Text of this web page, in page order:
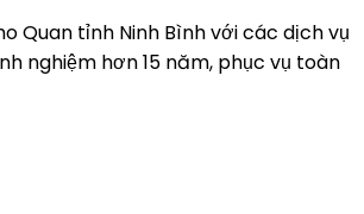
Quan tỉnh Ninh Bình với các dịch vụ
nghiệm hơn 15 năm, phục vụ toàn